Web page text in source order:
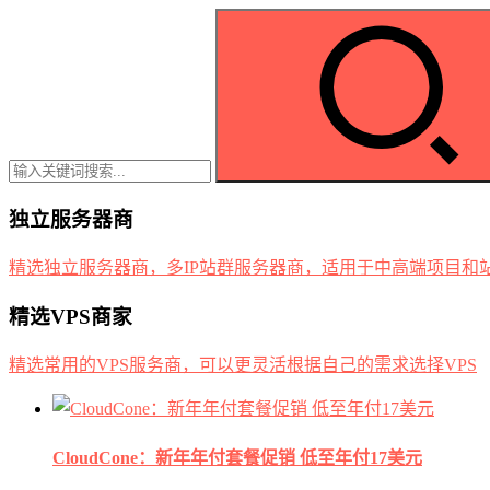
独立服务器商
精选独立服务器商，多IP站群服务器商，适用于中高端项目和
精选VPS商家
精选常用的VPS服务商，可以更灵活根据自己的需求选择VPS
CloudCone：新年年付套餐促销 低至年付17美元